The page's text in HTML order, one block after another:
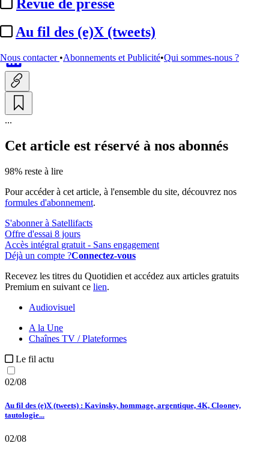
Revue de presse
Au fil des (e)X (tweets)
Nous contacter •Abonnements et Publicité•Qui sommes-nous ?
Histoire TV et ...
ParYvane Dréant
...
Cet article est réservé à nos abonnés
98% reste à lire
Pour accéder à cet article, à l'ensemble du site, découvrez nos
formules d'abonnement.
S'abonner à Satellifacts
Offre d'essai 8 jours
Accès intégral gratuit - Sans engagement
Déjà un compte ?Connectez-vous
Recevez les titres du Quotidien et accédez aux articles gratuits
Premium en suivant ce lien.
Audiovisuel
A la Une
Chaînes TV / Plateformes
Le fil actu
02/08
Au fil des (e)X (tweets) : Kavinsky, hommage, argentique, 4K, Clooney,
tautologie...
02/08